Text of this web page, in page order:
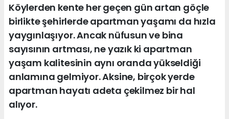
Köylerden kente her geçen gün artan göçle
birlikte şehirlerde apartman yaşamı da hızla
yaygınlaşıyor. Ancak nüfusun ve bina
sayısının artması, ne yazık ki apartman
yaşam kalitesinin aynı oranda yükseldiği
anlamına gelmiyor. Aksine, birçok yerde
apartman hayatı adeta çekilmez bir hal
alıyor.